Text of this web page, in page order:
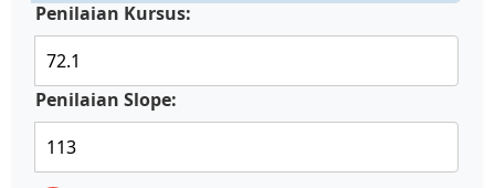
Penilaian Kursus:
Penilaian Slope: